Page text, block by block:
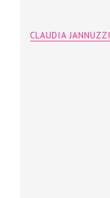
CLAUDIA JANNUZZI